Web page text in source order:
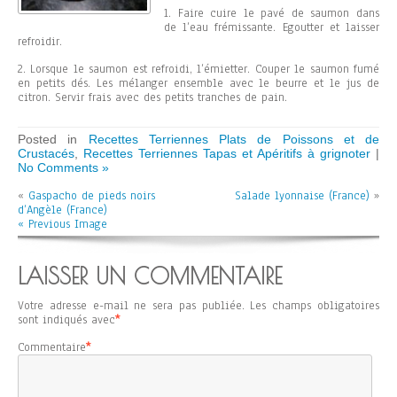
1. Faire cuire le pavé de saumon dans
de l’eau frémissante. Egoutter et laisser
refroidir.
2. Lorsque le saumon est refroidi, l’émietter. Couper le saumon fumé
en petits dés. Les mélanger ensemble avec le beurre et le jus de
citron. Servir frais avec des petits tranches de pain.
Posted in Recettes Terriennes Plats de Poissons et de
Crustacés
Recettes Terriennes Tapas et Apéritifs à grignoter |
No Comments »
« Gaspacho de pieds noirs
d’Angèle (France)
Salade lyonnaise (France) »
« Previous Image
LAISSER UN COMMENTAIRE
Votre adresse e-mail ne sera pas publiée. Les champs obligatoires
sont indiqués avec*
Commentaire*